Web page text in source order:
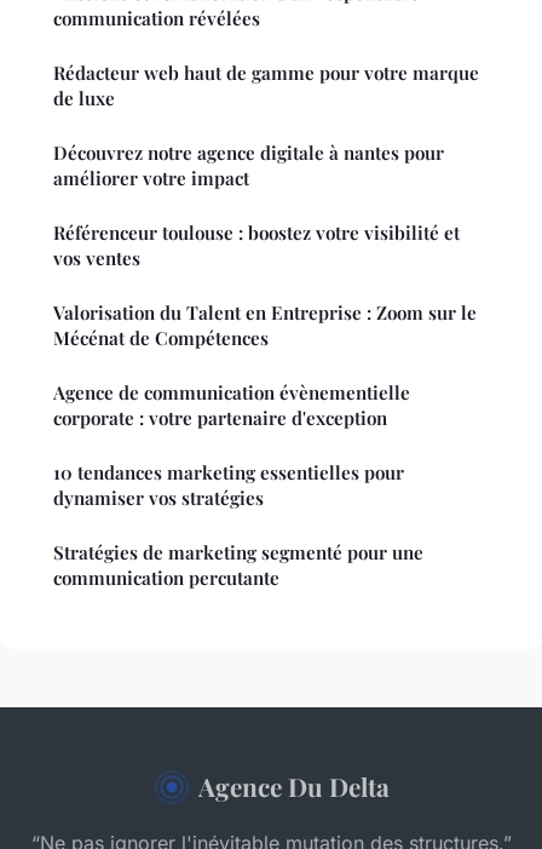
communication révélées
Rédacteur web haut de gamme pour votre marque
de luxe
Découvrez notre agence digitale à nantes pour
améliorer votre impact
Référenceur toulouse : boostez votre visibilité et
vos ventes
Valorisation du Talent en Entreprise : Zoom sur le
Mécénat de Compétences
Agence de communication évènementielle
corporate : votre partenaire d'exception
10 tendances marketing essentielles pour
dynamiser vos stratégies
Stratégies de marketing segmenté pour une
communication percutante
Agence Du Delta
“Ne pas ignorer l'inévitable mutation des structures.”